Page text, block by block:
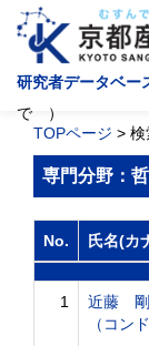
研究者データベー
で ）
TOPページ > 検
専門分野：
No. 氏名(カ
1
近藤 剛
（コン